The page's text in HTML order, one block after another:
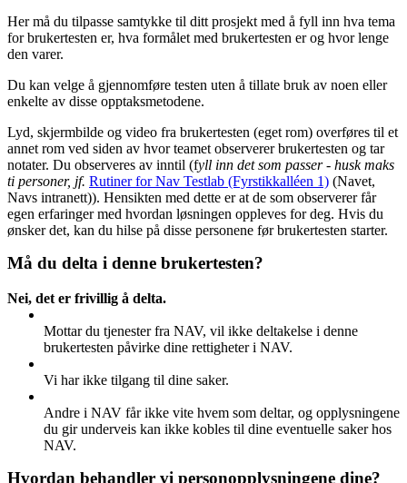
Her må du tilpasse samtykke til ditt prosjekt med å fyll inn hva tema
for brukertesten er, hva formålet med brukertesten er og hvor lenge
den varer.
Du kan velge å gjennomføre testen uten å tillate bruk av noen eller
enkelte av disse opptaksmetodene.
Lyd, skjermbilde og video fra brukertesten (eget rom) overføres til et
annet rom ved siden av hvor teamet observerer brukertesten og tar
notater. Du observeres av inntil (fyll inn det som passer - husk maks
ti personer, jf. Rutiner for Nav Testlab (Fyrstikkalléen 1) (Navet,
Navs intranett)). Hensikten med dette er at de som observerer får
egen erfaringer med hvordan løsningen oppleves for deg. Hvis du
ønsker det, kan du hilse på disse personene før brukertesten starter.
Må du delta i denne brukertesten?
Nei, det er frivillig å delta.
Mottar du tjenester fra NAV, vil ikke deltakelse i denne
brukertesten påvirke dine rettigheter i NAV.
Vi har ikke tilgang til dine saker.
Andre i NAV får ikke vite hvem som deltar, og opplysningene
du gir underveis kan ikke kobles til dine eventuelle saker hos
NAV.
Hvordan behandler vi personopplysningene dine?